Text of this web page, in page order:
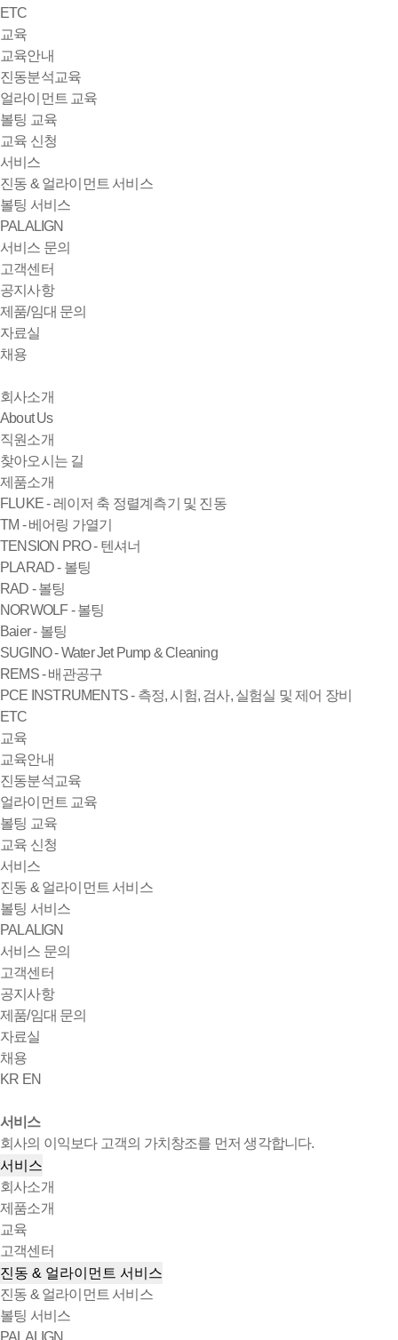
ETC
교육
교육안내
진동분석교육
얼라이먼트 교육
볼팅 교육
교육 신청
서비스
진동 & 얼라이먼트 서비스
볼팅 서비스
PALALIGN
서비스 문의
고객센터
공지사항
제품/임대 문의
자료실
채용
회사소개
About Us
직원소개
찾아오시는 길
제품소개
FLUKE - 레이저 축 정렬계측기 및 진동
TM - 베어링 가열기
TENSION PRO - 텐셔너
PLARAD - 볼팅
RAD - 볼팅
NORWOLF - 볼팅
Baier - 볼팅
SUGINO - Water Jet Pump & Cleaning
REMS - 배관공구
PCE INSTRUMENTS - 측정, 시험, 검사, 실험실 및 제어 장비
ETC
교육
교육안내
진동분석교육
얼라이먼트 교육
볼팅 교육
교육 신청
서비스
진동 & 얼라이먼트 서비스
볼팅 서비스
PALALIGN
서비스 문의
고객센터
공지사항
제품/임대 문의
자료실
채용
KR EN
서비스
회사의 이익보다 고객의 가치창조를 먼저 생각합니다.
서비스
회사소개
제품소개
교육
고객센터
진동 & 얼라이먼트 서비스
진동 & 얼라이먼트 서비스
볼팅 서비스
PALALIGN